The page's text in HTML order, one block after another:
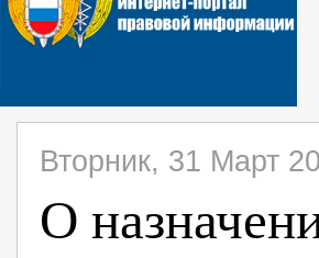
Вторник, 31 Март
О